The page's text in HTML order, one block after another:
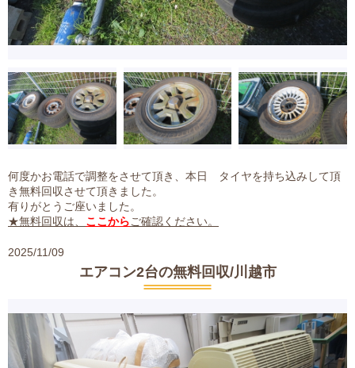
何度かお電話で調整をさせて頂き、本日 タイヤを持ち込みして頂
き無料回収させて頂きました。
有りがとうご座いました。
★無料回収は、 ここからご確認ください。
2025/11/09
エアコン2台の無料回収/川越市